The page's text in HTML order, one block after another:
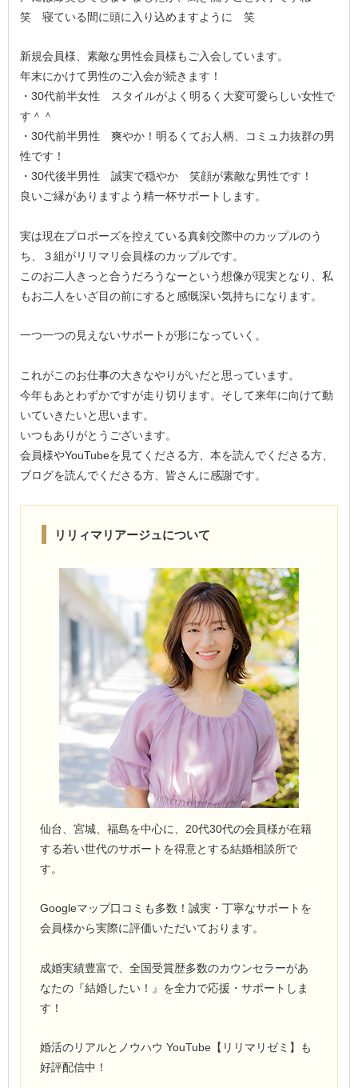
笑 寝ている間に頭に入り込めますように 笑
新規会員様、素敵な男性会員様もご入会しています。
年末にかけて男性のご入会が続きます！
・30代前半女性 スタイルがよく明るく大変可愛らしい女性で
す＾＾
・30代前半男性 爽やか！明るくてお人柄、コミュ力抜群の男
性です！
・30代後半男性 誠実で穏やか 笑顔が素敵な男性です！
良いご縁がありますよう精一杯サポートします。
実は現在プロポーズを控えている真剣交際中のカップルのう
ち、３組がリリマリ会員様のカップルです。
このお二人きっと合うだろうなーという想像が現実となり、私
もお二人をいざ目の前にすると感慨深い気持ちになります。
一つ一つの見えないサポートが形になっていく。
これがこのお仕事の大きなやりがいだと思っています。
今年もあとわずかですが走り切ります。そして来年に向けて動
いていきたいと思います。
いつもありがとうございます。
会員様やYouTubeを見てくださる方、本を読んでくださる方、
ブログを読んでくださる方、皆さんに感謝です。
リリィマリアージュについて
仙台、宮城、福島を中心に、20代30代の会員様が在籍
する若い世代のサポートを得意とする結婚相談所で
す。
Googleマップ口コミも多数！誠実・丁寧なサポートを
会員様から実際に評価いただいております。
成婚実績豊富で、全国受賞歴多数のカウンセラーがあ
なたの『結婚したい！』を全力で応援・サポートしま
す！
婚活のリアルとノウハウ YouTube【リリマリゼミ】も
好評配信中！